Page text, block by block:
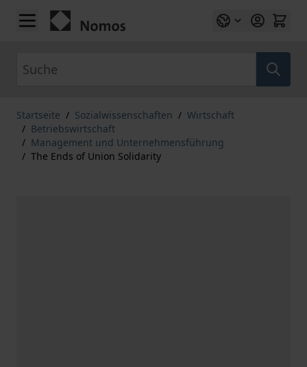
Zum Inhalt springen
Startseite / Sozialwissenschaften / Wirtschaft
/ Betriebswirtschaft
/ Management und Unternehmensführung
/ The Ends of Union Solidarity